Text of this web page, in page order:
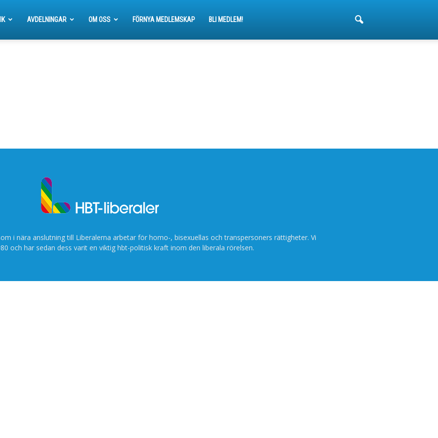
AVDELNINGAR OM OSS FÖRNYA MEDLEMSKAP BLI MEDLEM!
i nära anslutning till Liberalerna arbetar för homo-, bisexuellas och transpersoners rättigheter. Vi
och har sedan dess varit en viktig hbt-politisk kraft inom den liberala rörelsen.